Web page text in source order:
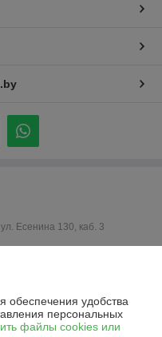
Есенина 130, каб. 3
удобства
персональных
файлы cookies или